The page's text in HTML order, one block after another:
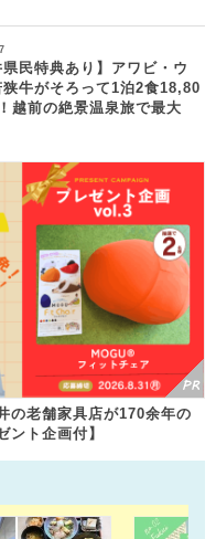
県民特典あり】アワビ・ウ
狭牛がそろって1泊2食18,80
越前の絶景温泉旅で最大
の老舗家具店が170余年の
ント企画付】